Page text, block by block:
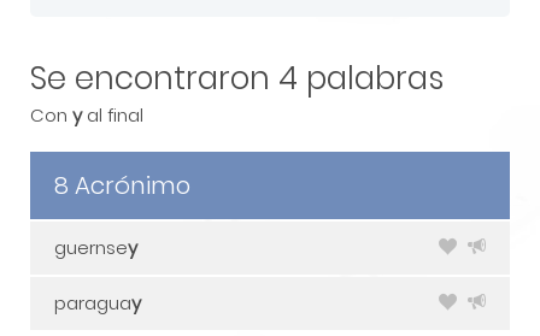
Se encontraron 4 palabras
Con yal final
8 Acrónimo
guernsey
paraguay